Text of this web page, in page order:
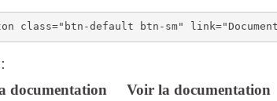
documentation Voir la documentation